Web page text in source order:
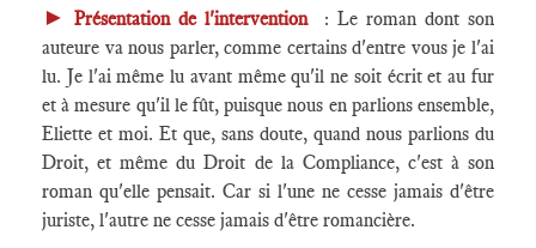
► Présentation de l'intervention
: Le roman dont son
auteure va nous parler, comme certains d'entre vous je l'ai
lu. Je l'ai même lu avant même qu'il ne soit écrit et au fur
et à mesure qu'il le fût, puisque nous en parlions ensemble,
Eliette et moi. Et que, sans doute, quand nous parlions du
Droit, et même du Droit de la Compliance, c'est à son
roman qu'elle pensait. Car si l'une ne cesse jamais d'être
juriste, l'autre ne cesse jamais d'être romancière.